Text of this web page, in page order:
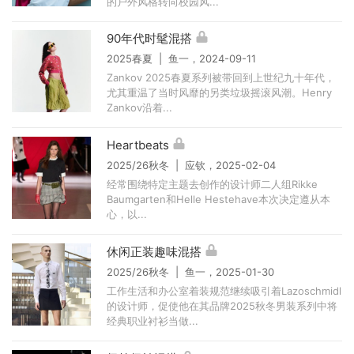
90年代时髦混搭
2025春夏 | 鱼一，2024-09-11
Zankov 2025春夏系列被带回到上世纪九十年代，
尤其重温了当时风靡的另类垃圾摇滚风潮。Henry
Zankov沿着...
Heartbeats
2025/26秋冬 | 应钦，2025-02-04
经常围绕特定主题去创作的设计师二人组Rikke
Baumgarten和Helle Hestehave本次决定遵从本
心，以...
休闲正装趣味混搭
2025/26秋冬 | 鱼一，2025-01-30
工作生活和办公室着装规范继续吸引着Lazoschmidl
的设计师，促使他在其品牌2025秋冬男装系列中将
经典职业衬衫当做...